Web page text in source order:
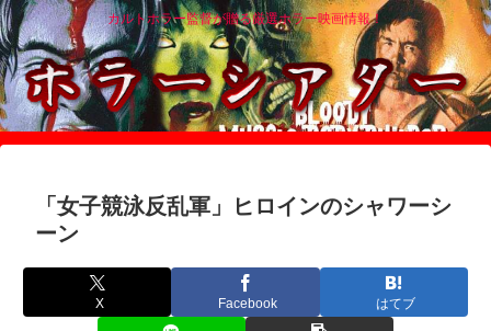
カルトホラー監督が贈る厳選ホラー映画情報！
「女子競泳反乱軍」ヒロインのシャワーシ
ーン
X Facebook はてブ